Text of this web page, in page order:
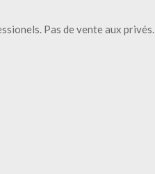
Pas de vente aux privés.